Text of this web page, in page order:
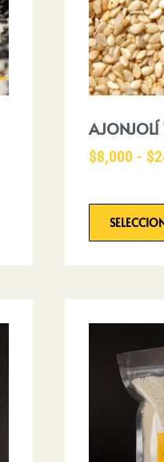
AJONJOLÍ
$8,000 - $